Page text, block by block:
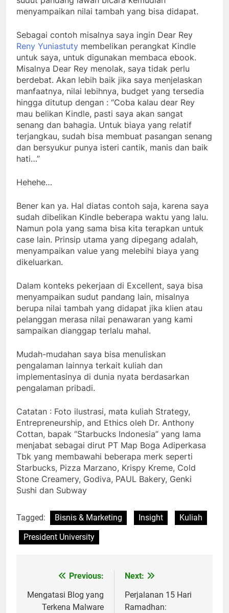
menyampaikan nilai tambah yang bisa didapat.
Sebagai contoh misalnya saya ingin Dear Rey
Reny Yuniastuty membelikan perangkat Kindle
untuk saya, untuk digunakan membaca ebook.
Misalnya Dear Rey menolak, saya tidak perlu
berdebat. Akan lebih baik jika saya menjelaskan
manfaatnya, nilai lebihnya, budget yang tersedia
hingga ditutup dengan : “Coba kalau dear Rey
mau belikan Kindle, pasti saya akan sangat
senang dan bahagia. Untuk biaya yang relatif
terjangkau, sudah bisa membuat pasangan senang
dan bersyukur punya isteri cantik, manis dan baik
hati…”
Hehehe…
Bener kan ya. Hal diatas contoh saja, karena saya
sudah dibelikan Kindle beberapa waktu yang lalu.
Namun pola yang sama bisa kita terapkan untuk
case lain. Prinsip utama yang dipegang adalah,
menyampaikan value yang melebihi biaya yang
dikeluarkan.
Dalam konteks pekerjaan di Excellent, saya bisa
menyampaikan sudut pandang lain, misalnya
berupa nilai tambah yang didapat jika klien atau
pelanggan merasa nilai penawaran yang kami
sampaikan dianggap terlalu mahal.
Mudah-mudahan saya bisa menuliskan
pengalaman lainnya terkait kuliah dan
implementasinya di dunia nyata berdasarkan
pengalaman pribadi.
Catatan : Foto ilustrasi, mata kuliah Strategy,
Entrepreneurship, and Ethics oleh Dr. Anthony
Cottan, bapak “Starbucks Indonesia” yang lama
menjabat sebagai dirut PT Map Boga Adiperkasa
Tbk yang membawahi beberapa merk seperti
Starbucks, Pizza Marzano, Krispy Kreme, Cold
Stone Creamery, Godiva, PAUL Bakery, Genki
Sushi dan Subway
Tagged: Bisnis & Marketing Insight
Kuliah
President University
navigation
Previous:
Mengatasi Blog yang
Terkena Malware
Next:
Perjalanan 15 Hari
Ramadhan: